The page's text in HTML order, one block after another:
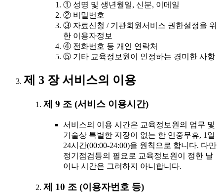
① 성명 및 생년월일, 신분, 이메일
② 비밀번호
③ 자료신청 / 기관회원서비스 권한설정을 위
한 이용자정보
④ 전화번호 등 개인 연락처
⑤ 기타 교육정보원이 인정하는 경미한 사항
제 3 장 서비스의 이용
제 9 조 (서비스 이용시간)
서비스의 이용 시간은 교육정보원의 업무 및
기술상 특별한 지장이 없는 한 연중무휴, 1일
24시간(00:00-24:00)을 원칙으로 합니다. 다만
정기점검등의 필요로 교육정보원이 정한 날
이나 시간은 그러하지 아니합니다.
제 10 조 (이용자번호 등)